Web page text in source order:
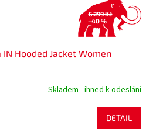
6 299 Kč
–40 %
Hooded Jacket Women
Skladem - ihned k odeslání
DETAIL